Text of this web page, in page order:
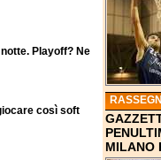
Playoff? Ne
così soft
MILANO